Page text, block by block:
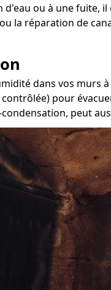
ou à une fuite,
la réparation de
dans vos murs
pour
peut